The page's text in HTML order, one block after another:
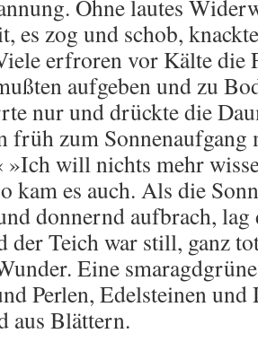
Ohne lautes
es zog und schob,
erfroren vor Kälte die
aufgeben und zu
nur und drückte die
früh zum Sonnenaufgang
will nichts mehr
kam es auch. Als die
donnernd aufbrach,
der Teich war still, ganz
Eine
Perlen, Edelsteinen und
aus Blättern.